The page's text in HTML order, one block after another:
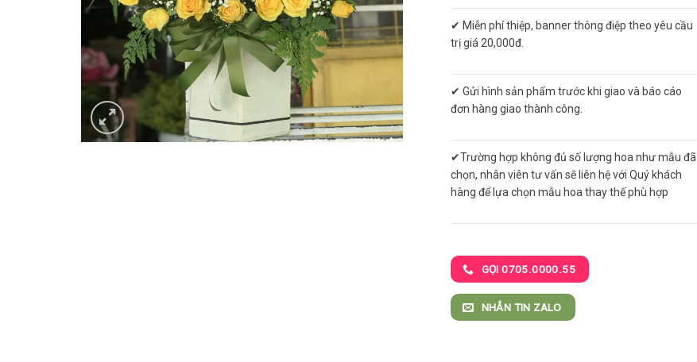
✔ Miễn phí thiệp, banner thông điệp theo yêu cầu
trị giá 20,000đ.
✔ Gửi hình sản phẩm trước khi giao và báo cáo
đơn hàng giao thành công.
✔Trường hợp không đủ số lượng hoa như mẫu đã
chọn, nhân viên tư vấn sẽ liên hệ với Quý khách
hàng để lựa chọn mẫu hoa thay thế phù hợp
GỌI 0705.0000.55
NHẮN TIN ZALO